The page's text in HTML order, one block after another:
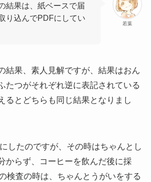
若葉
結果は、紙ベースで届
り込んでPDFにしてい
結果、素人見解ですが、結果はおん
たつがそれぞれ逆に表記されている
るとどちらも同じ結果となりまし
したのですが、その時はちゃんとし
からず、コーヒーを飲んだ後に採
検査の時は、ちゃんとうがいをする